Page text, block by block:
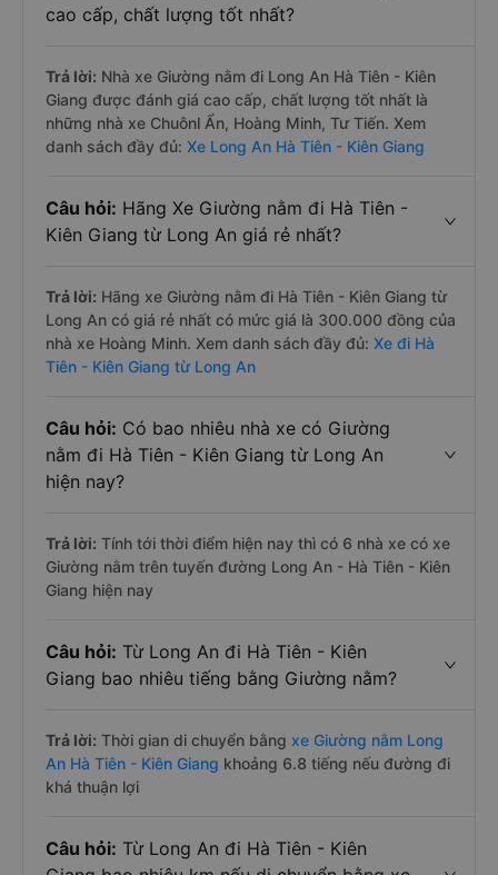
cao cấp, chất lượng tốt nhất?
Trả lời: Nhà xe Giường nằm đi Long An Hà Tiên - Kiên
Giang được đánh giá cao cấp, chất lượng tốt nhất là
những nhà xe Chuônl Ẩn, Hoàng Minh, Tư Tiến. Xem
danh sách đầy đủ: Xe Long An Hà Tiên - Kiên Giang
Câu hỏi: Hãng Xe Giường nằm đi Hà Tiên -
Kiên Giang từ Long An giá rẻ nhất?
Trả lời: Hãng xe Giường nằm đi Hà Tiên - Kiên Giang từ
Long An có giá rẻ nhất có mức giá là 300.000 đồng của
nhà xe Hoàng Minh. Xem danh sách đầy đủ: Xe đi Hà
Tiên - Kiên Giang từ Long An
Câu hỏi: Có bao nhiêu nhà xe có Giường
nằm đi Hà Tiên - Kiên Giang từ Long An
hiện nay?
Trả lời: Tính tới thời điểm hiện nay thì có 6 nhà xe có xe
Giường nằm trên tuyến đường Long An - Hà Tiên - Kiên
Giang hiện nay
Câu hỏi: Từ Long An đi Hà Tiên - Kiên
Giang bao nhiêu tiếng bằng Giường nằm?
Trả lời: Thời gian di chuyển bằng xe Giường nằm Long
An Hà Tiên - Kiên Giang khoảng 6.8 tiếng nếu đường đi
khá thuận lợi
Câu hỏi: Từ Long An đi Hà Tiên - Kiên